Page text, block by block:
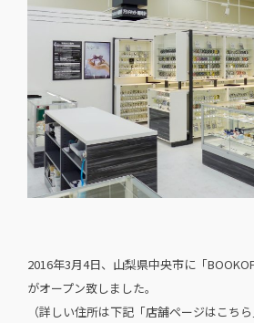
2016年3月4日、山梨県中央市に「
がオープン致しました。
（詳しい住所は下記「店舗ページはこち